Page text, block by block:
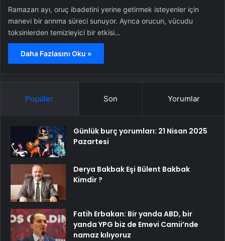
Ramazan ayı, oruç ibadetini yerine getirmek isteyenler için
manevi bir arınma süreci sunuyor. Ayrıca orucun, vücudu
toksinlerden temizleyici bir etkisi…
Daha Fazlasını Oku »
Popüler Son Yorumlar
Günlük burç yorumları: 21 Nisan 2025
Pazartesi
Derya Bakbak Eşi Bülent Bakbak
Kimdir ?
Fatih Erbakan: Bir yanda ABD, bir
yanda YPG biz de Emevi Camii’nde
namaz kılıyoruz